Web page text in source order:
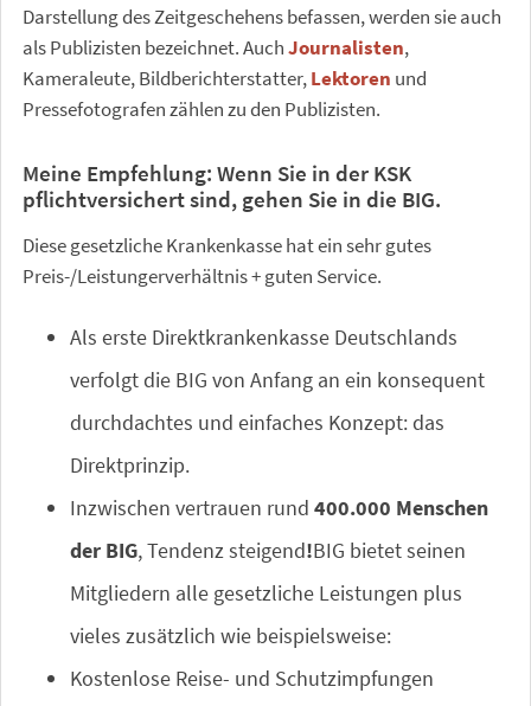
Darstellung des Zeitgeschehens befassen, werden sie auch
als Publizisten bezeichnet. AuchJournalisten,
Kameraleute, Bildberichterstatter,Lektoren und
Pressefotografen zählen zu den Publizisten.
Meine Empfehlung: Wenn Sie in der KSK
pflichtversichert sind, gehen Sie in die BIG.
Diese gesetzliche Krankenkasse hat ein sehr gutes
Preis-/Leistungerverhältnis + guten Service.
Als erste Direktkrankenkasse Deutschlands
verfolgt die BIG von Anfang an ein konsequent
durchdachtes und einfaches Konzept: das
Direktprinzip.
Inzwischen vertrauen rund 400.000 Menschen
der BIG, Tendenz steigend!BIG bietet seinen
Mitgliedern alle gesetzliche Leistungen plus
vieles zusätzlich wie beispielsweise:
Kostenlose Reise- und Schutzimpfungen